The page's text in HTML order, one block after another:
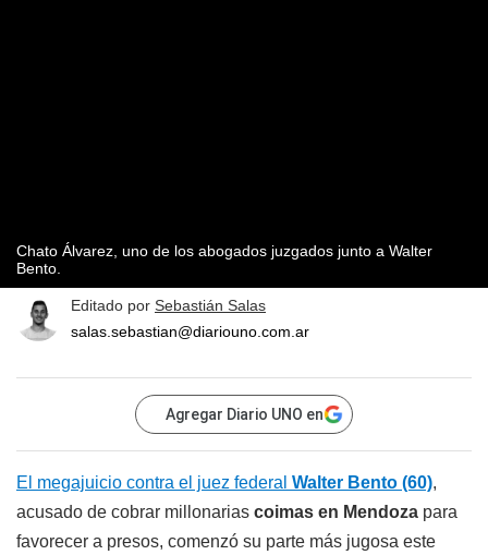
Chato Álvarez, uno de los abogados juzgados junto a Walter
Bento.
Editado por Sebastián Salas
salas.sebastian@diariouno.com.ar
Agregar Diario UNO en
El megajuicio contra el juez federal Walter Bento (60),
acusado de cobrar millonarias coimas en Mendoza para
favorecer a presos, comenzó su parte más jugosa este